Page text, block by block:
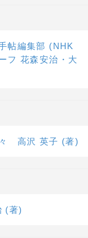
帖編集部 (NHK
フ 花森安治・大
高沢 英子 (著)
(著)